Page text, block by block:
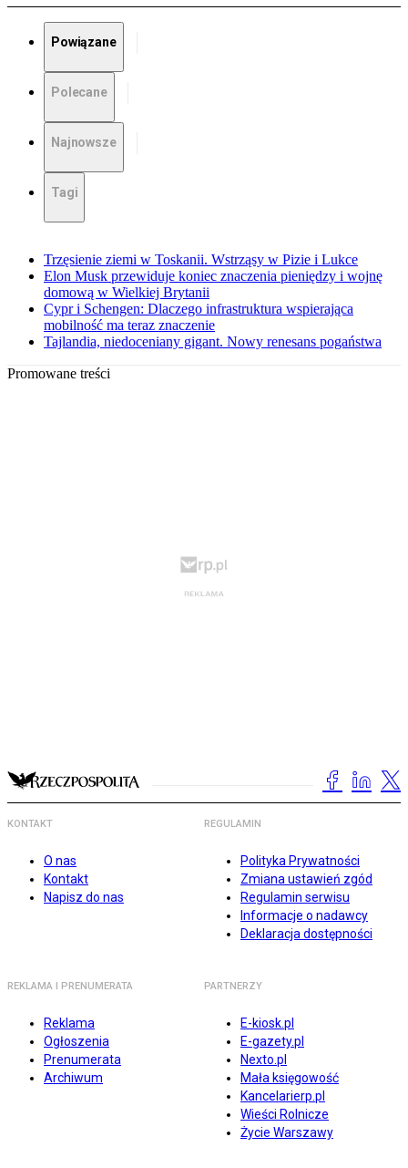
Powiązane
Polecane
Najnowsze
Tagi
Trzęsienie ziemi w Toskanii. Wstrząsy w Pizie i Lukce
Elon Musk przewiduje koniec znaczenia pieniędzy i wojnę
domową w Wielkiej Brytanii
Cypr i Schengen: Dlaczego infrastruktura wspierająca
mobilność ma teraz znaczenie
Tajlandia, niedoceniany gigant. Nowy renesans pogaństwa
Promowane treści
KONTAKT
O nas
Kontakt
Napisz do nas
REGULAMIN
Polityka Prywatności
Zmiana ustawień zgód
Regulamin serwisu
Informacje o nadawcy
Deklaracja dostępności
REKLAMA I PRENUMERATA
Reklama
Ogłoszenia
Prenumerata
Archiwum
PARTNERZY
E-kiosk.pl
E-gazety.pl
Nexto.pl
Mała księgowość
Kancelarierp.pl
Wieści Rolnicze
Życie Warszawy